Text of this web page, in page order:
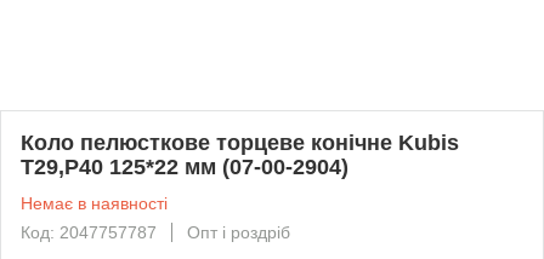
Коло пелюсткове торцеве конічне Kubis
Т29,P40 125*22 мм (07-00-2904)
Немає в наявності
Код: 2047757787
Опт і роздріб